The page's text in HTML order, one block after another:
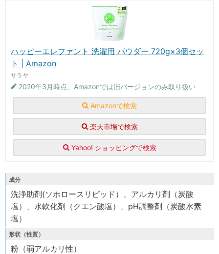
ハッピーエレファント 洗濯用 パウダー 720g×3個セッ
ト | Amazon
サラヤ
2020年3月時点、Amazonでは旧バージョンのみ取り扱い
Amazonで検索
楽天市場で検索
Yahoo! ショッピングで検索
成分
洗浄助剤(ソホロースリピッド）、アルカリ剤（炭酸
塩）、水軟化剤（クエン酸塩）、pH調整剤（炭酸水素
塩）
形状（性質）
粉（弱アルカリ性）